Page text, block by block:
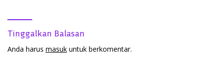
Tinggalkan Balasan
Anda harus masuk untuk berkomentar.